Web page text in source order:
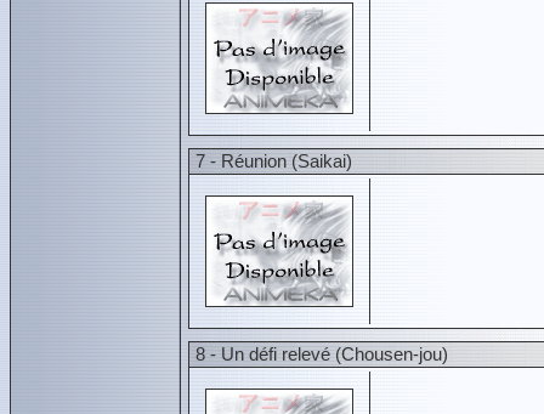
7 - Réunion (Saikai)
8 - Un défi relevé (Chousen-jou)